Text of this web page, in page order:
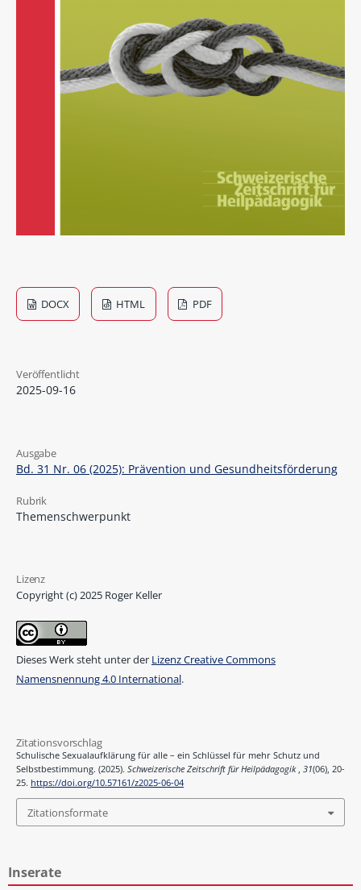
DOCX HTML PDF
Veröffentlicht
2025-09-16
Ausgabe
Bd. 31 Nr. 06 (2025): Prävention und Gesundheitsförderung
Rubrik
Themenschwerpunkt
Lizenz
Copyright (c) 2025 Roger Keller
Dieses Werk steht unter der Lizenz Creative Commons
Namensnennung 4.0 International.
Zitationsvorschlag
Schulische Sexualaufklärung für alle – ein Schlüssel für mehr Schutz und
Selbstbestimmung. (2025). Schweizerische Zeitschrift für Heilpädagogik 31(06), 20-
25. https://doi.org/10.57161/z2025-06-04
Zitationsformate
Inserate